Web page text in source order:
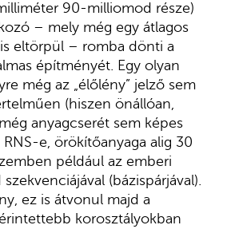
90-milliomod része)
– mely még egy átlagos
eltörpül – romba dönti a
építményét. Egy olyan
még az „élőlény” jelző sem
(hiszen önállóan,
anyagcserét sem képes
e, örökítőanyaga alig 30
például az emberi
(bázispárjával).
ez is átvonul majd a
korosztályokban